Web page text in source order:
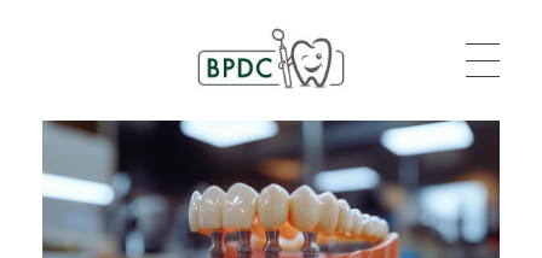
BPDC
แค่เว็บเวิร์ดเพรสเว็บหนึ่ง